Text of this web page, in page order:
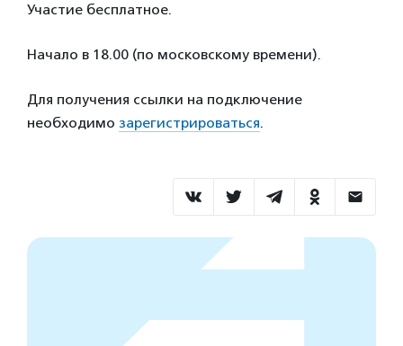
Участие бесплатное.
Начало в 18.00 (по московскому времени).
Для получения ссылки на подключение
необходимо зарегистрироваться.